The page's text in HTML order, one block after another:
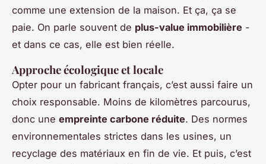
comme une extension de la maison. Et ça, ça se
paie. On parle souvent de plus-value immobilière -
et dans ce cas, elle est bien réelle.
Approche écologique et locale
Opter pour un fabricant français, c’est aussi faire un
choix responsable. Moins de kilomètres parcourus,
donc une empreinte carbone réduite. Des normes
environnementales strictes dans les usines, un
recyclage des matériaux en fin de vie. Et puis, c’est